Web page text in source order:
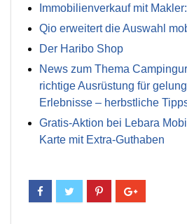
Immobilienverkauf mit
Qio erweitert die Auswahl
Der Haribo Shop
News zum Thema
richtige Ausrüstung für
Erlebnisse – herbstliche
Gratis-Aktion bei Lebara
Karte mit Extra-Guthaben